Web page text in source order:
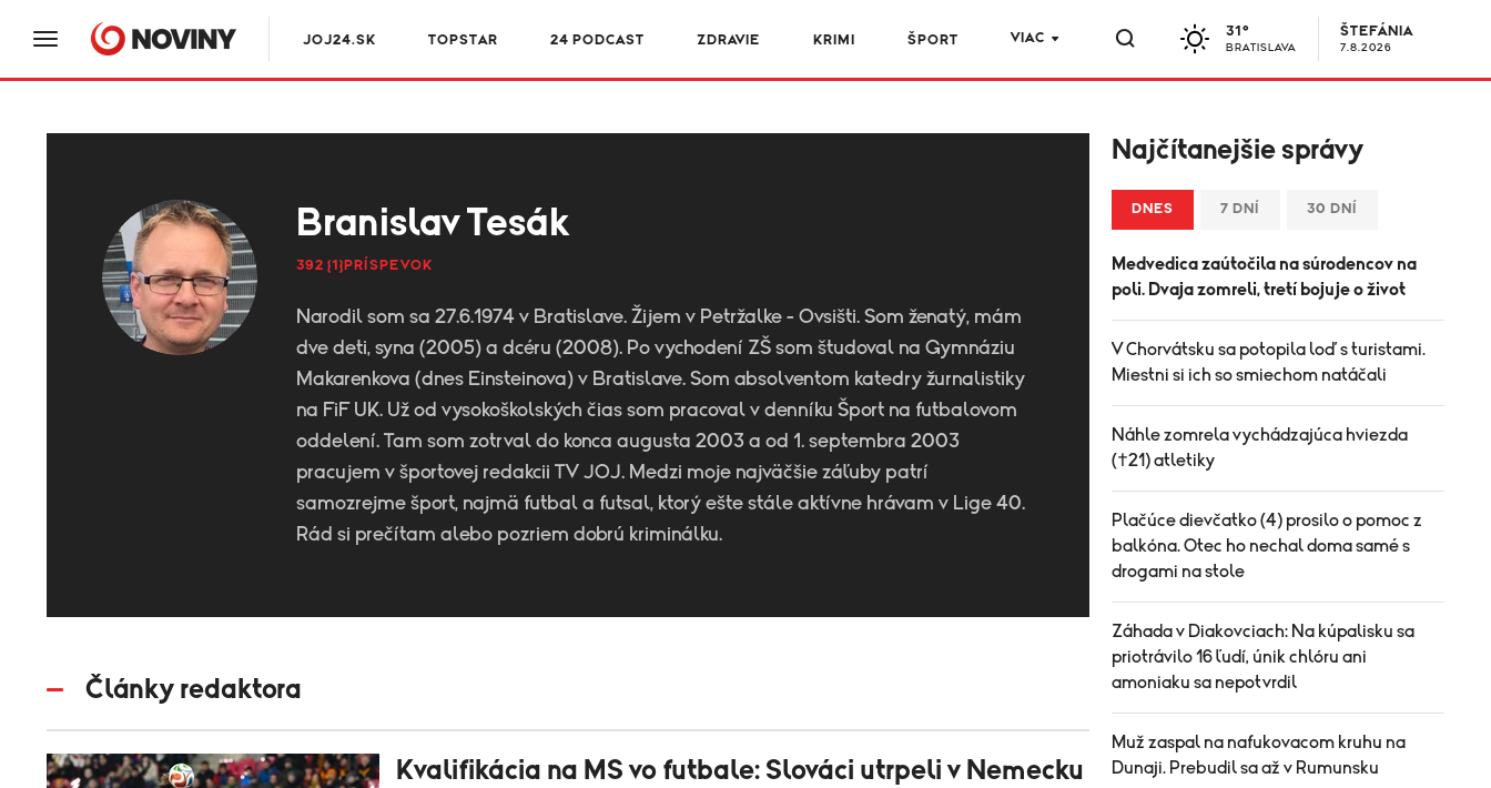
JOJ24.SK TOPSTAR 24 PODCAST ZDRAVIE KRIMI ŠPORT VIAC 31°
BRATISLAVA
ŠTEFÁNIA
7.8.2026
Branislav Tesák
392 {1}PRÍSPEVOK
Narodil som sa 27.6.1974 v Bratislave. Žijem v Petržalke - Ovsišti. Som ženatý, mám
dve deti, syna (2005) a dcéru (2008). Po vychodení ZŠ som študoval na Gymnáziu
Makarenkova (dnes Einsteinova) v Bratislave. Som absolventom katedry žurnalistiky
na FiF UK. Už od vysokoškolských čias som pracoval v denníku Šport na futbalovom
oddelení. Tam som zotrval do konca augusta 2003 a od 1. septembra 2003
pracujem v športovej redakcii TV JOJ. Medzi moje najväčšie záľuby patrí
samozrejme šport, najmä futbal a futsal, ktorý ešte stále aktívne hrávam v Lige 40.
Rád si prečítam alebo pozriem dobrú kriminálku.
Články redaktora
Kvalifikácia na MS vo futbale: Slováci utrpeli v Nemecku
Najčítanejšie správy
DNES 7 DNÍ 30 DNÍ
Medvedica zaútočila na súrodencov na
poli. Dvaja zomreli, tretí bojuje o život
V Chorvátsku sa potopila loď s turistami.
Miestni si ich so smiechom natáčali
Náhle zomrela vychádzajúca hviezda
(†21) atletiky
Plačúce dievčatko (4) prosilo o pomoc z
balkóna. Otec ho nechal doma samé s
drogami na stole
Záhada v Diakovciach: Na kúpalisku sa
priotrávilo 16 ľudí, únik chlóru ani
amoniaku sa nepotvrdil
Muž zaspal na nafukovacom kruhu na
Dunaji. Prebudil sa až v Rumunsku